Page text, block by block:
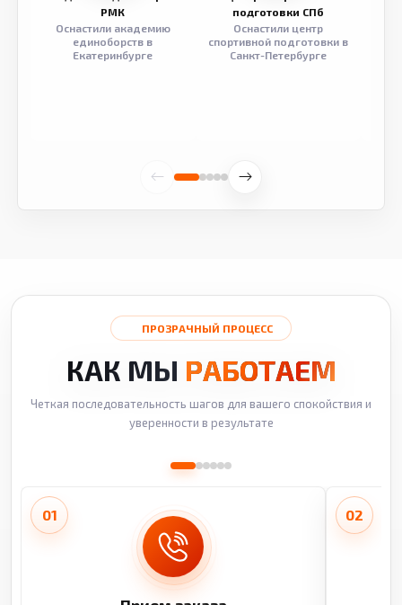
РМК
Оснастили академию
единоборств в
Екатеринбурге
подготовки СПб
Оснастили центр
спортивной подготовки в
Санкт-Петербурге
ПРОЗРАЧНЫЙ ПРОЦЕСС
КАК МЫ РАБОТАЕМ
Четкая последовательность шагов для вашего спокойствия и
уверенности в результате
01 02